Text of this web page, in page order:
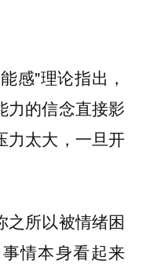
感"理论指出，
力的信念直接影
力太大，一旦开
之所以被情绪困
情本身看起来